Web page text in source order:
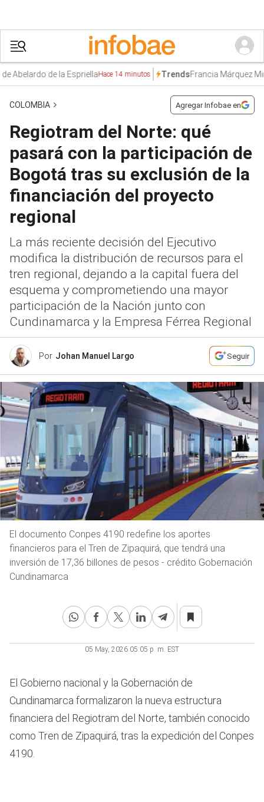
de la EspriellaHace 14 minutos TrendsFrancia Márquez Mina
COLOMBIA Agregar Infobae en
Regiotram del Norte: qué
pasará con la participación de
Bogotá tras su exclusión de la
financiación del proyecto
regional
La más reciente decisión del Ejecutivo
modifica la distribución de recursos para el
tren regional, dejando a la capital fuera del
esquema y comprometiendo una mayor
participación de la Nación junto con
Cundinamarca y la Empresa Férrea Regional
Por Johan Manuel Largo Seguir
El documento Conpes 4190 redefine los aportes
financieros para el Tren de Zipaquirá, que tendrá una
inversión de 17,36 billones de pesos - crédito Gobernación
Cundinamarca
05 May, 2026 05:05 p. m. EST
El Gobierno nacional y la Gobernación de
Cundinamarca formalizaron la nueva estructura
financiera del Regiotram del Norte, también conocido
como Tren de Zipaquirá, tras la expedición del Conpes
4190.